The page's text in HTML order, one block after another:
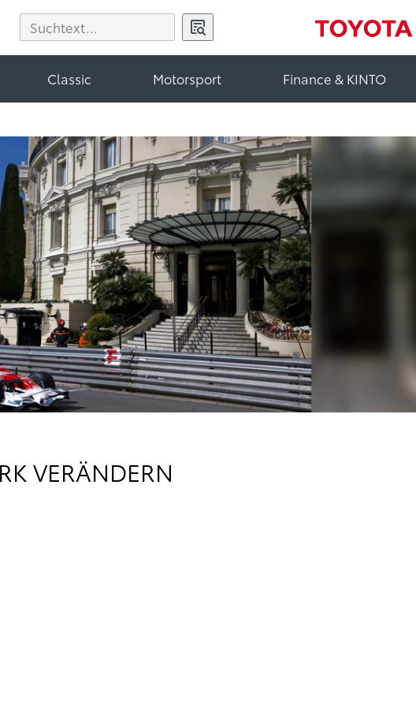
Classic Motorsport Finance & KINTO
VERÄNDERN